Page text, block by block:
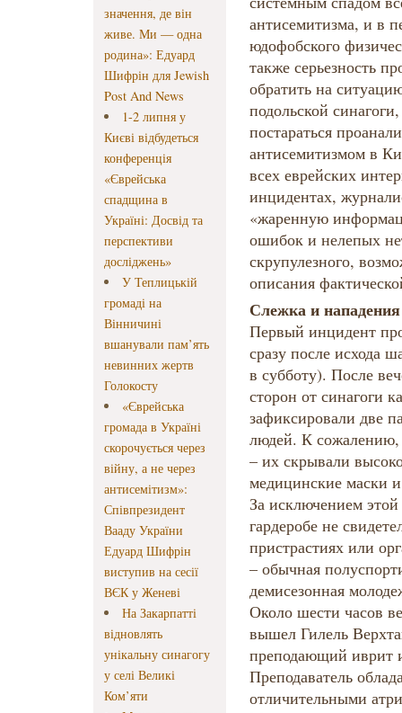
значення, де він
живе. Ми — одна
родина»: Едуард
Шифрін для Jewish
Post And News
1-2 липня у
Києві відбудеться
конференція
«Єврейська
спадщина в
Україні: Досвід та
перспективи
досліджень»
У Теплицькій
громаді на
Вінничині
вшанували пам’ять
невинних жертв
Голокосту
«Єврейська
громада в Україні
скорочується через
війну, а не через
антисемітизм»:
Співпрезидент
Вааду України
Едуард Шифрін
виступив на сесії
ВЄК у Женеві
На Закарпатті
відновлять
унікальну синагогу
у селі Великі
Ком’яти
антисемитизма, и в
юдофобского
также серьезность
обратить на
подольской
постараться
антисемитизмом в
всех еврейских
инцидентах,
«жаренную
ошибок и нелепых
скрупулезного,
описания
Слежка и нападения
Первый инцидент
сразу после исхода
в субботу). После
сторон от синагоги
зафиксировали две
людей. К сожалению,
– их скрывали
медицинские маски
За исключением
гардеробе не
пристрастиях или
– обычная
демисезонная
Около шести часов
вышел Гилель
преподающий иврит
Преподаватель
отличительными